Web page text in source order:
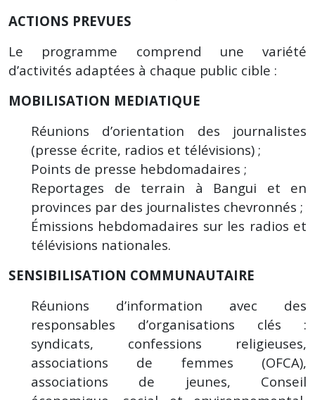
ACTIONS PREVUES
Le programme comprend une variété
d’activités adaptées à chaque public cible :
MOBILISATION MEDIATIQUE
Réunions d’orientation des journalistes
(presse écrite, radios et télévisions) ;
Points de presse hebdomadaires ;
Reportages de terrain à Bangui et en
provinces par des journalistes chevronnés ;
Émissions hebdomadaires sur les radios et
télévisions nationales.
SENSIBILISATION COMMUNAUTAIRE
Réunions d’information avec des
responsables d’organisations clés :
syndicats, confessions religieuses,
associations de femmes (OFCA),
associations de jeunes, Conseil